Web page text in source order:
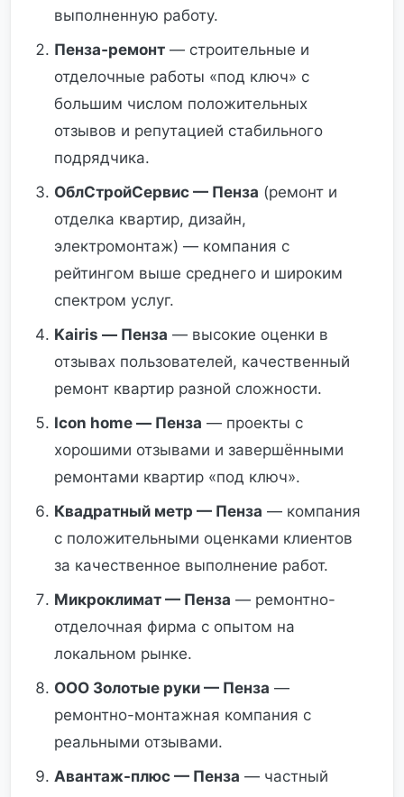
выполненную работу.
Пенза‑ремонт — строительные и
отделочные работы «под ключ» с
большим числом положительных
отзывов и репутацией стабильного
подрядчика.
ОблСтройСервис — Пенза (ремонт и
отделка квартир, дизайн,
электромонтаж) — компания с
рейтингом выше среднего и широким
спектром услуг.
Kairis — Пенза — высокие оценки в
отзывах пользователей, качественный
ремонт квартир разной сложности.
Icon home — Пенза — проекты с
хорошими отзывами и завершёнными
ремонтами квартир «под ключ».
Квадратный метр — Пенза — компания
с положительными оценками клиентов
за качественное выполнение работ.
Микроклимат — Пенза — ремонтно-
отделочная фирма с опытом на
локальном рынке.
ООО Золотые руки — Пенза —
ремонтно-монтажная компания с
реальными отзывами.
Авантаж-плюс — Пенза — частный